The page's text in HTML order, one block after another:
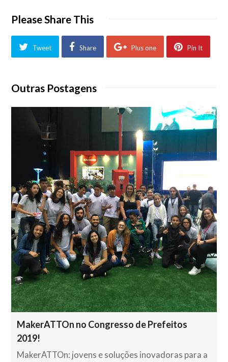
Please Share This
Tweet Share Plus one Pin It
Outras Postagens
MakerATTOn no Congresso de Prefeitos
2019!
MakerATTOn: jovens e soluções inovadoras para a